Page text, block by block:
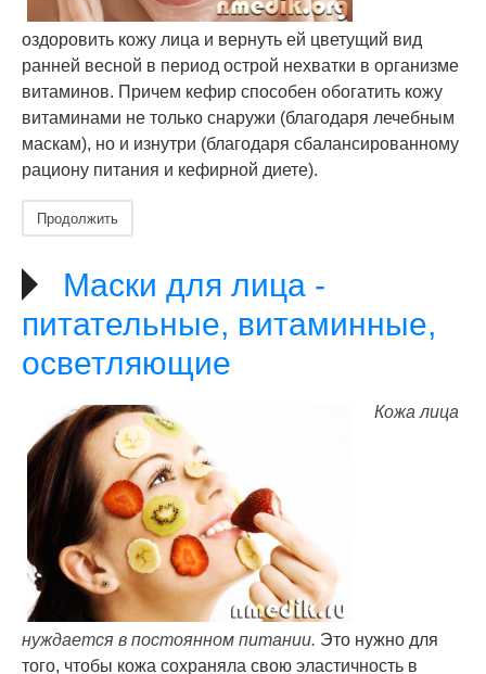
оздоровить кожу лица и вернуть ей цветущий вид
ранней весной в период острой нехватки в организме
витаминов. Причем кефир способен обогатить кожу
витаминами не только снаружи (благодаря лечебным
маскам), но и изнутри (благодаря сбалансированному
рациону питания и кефирной диете).
Продолжить
Маски для лица -
питательные, витаминные,
осветляющие
Кожа лица
нуждается в постоянном питании. Это нужно для
того, чтобы кожа сохраняла свою эластичность в